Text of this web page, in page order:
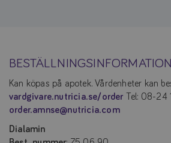
BESTÄLLNINGSINFORMATION
Kan köpas på apotek. Vårdenheter kan
vardgivare.nutricia.se/order Tel: 08-24
order.amnse@nutricia.com
Dialamin